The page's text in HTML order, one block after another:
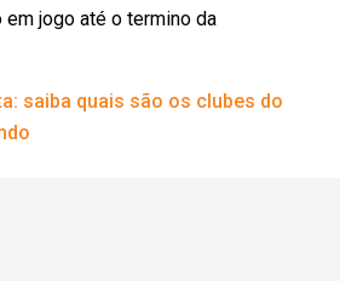
jogo até o termino da
saiba quais são os clubes do